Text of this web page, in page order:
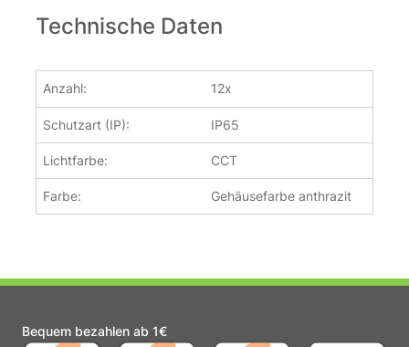
Technische Daten
Anzahl: 12x
Schutzart (IP): IP65
Lichtfarbe: CCT
Farbe: Gehäusefarbe anthrazit
Bequem bezahlen ab 1€